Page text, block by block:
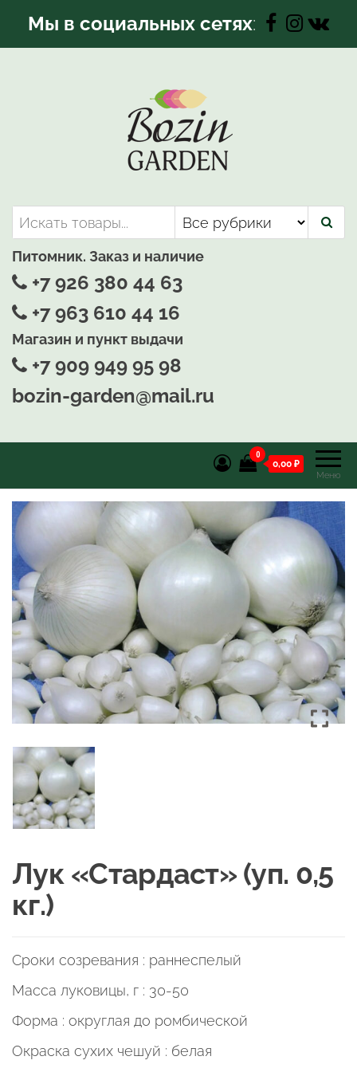
Мы в социальных сетях:
Bozin-Garden | Садовый центр
Садовый центр, Растения
для вашего сада
Питомник. Заказ и наличие
+7 926 380 44 63
+7 963 610 44 16
Магазин и пункт выдачи
+7 909 949 95 98
bozin-garden@mail.ru
Меню
0
0,00 ₽
Лук «Стардаст» (уп. 0,5
кг.)
Сроки созревания : раннеспелый
Масса луковицы, г : 30-50
Форма : округлая до ромбической
Окраска сухих чешуй : белая